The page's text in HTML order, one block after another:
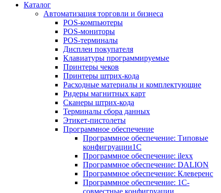
Каталог
Автоматизация торговли и бизнеса
POS-компьютеры
POS-мониторы
POS-терминалы
Дисплеи покупателя
Клавиатуры программируемые
Принтеры чеков
Принтеры штрих-кода
Расходные материалы и комплектующие
Ридеры магнитных карт
Сканеры штрих-кода
Терминалы сбора данных
Этикет-пистолеты
Программное обеспечение
Программное обеспечение: Типовые
конфигруации1С
Программное обеспечение: ilexx
Программное обеспечение: DALION
Программное обеспечение: Клеверенс
Программное обеспечение: 1С-
совместные конфигруации